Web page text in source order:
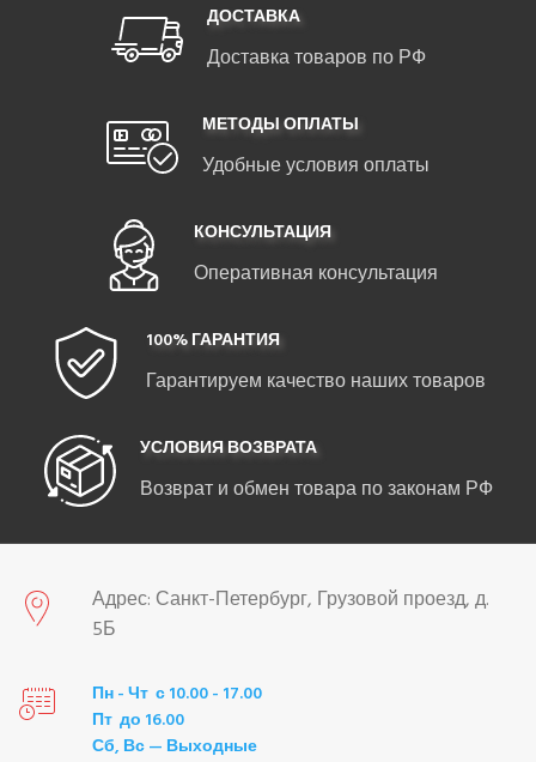
ДОСТАВКА
Доставка товаров по РФ
МЕТОДЫ ОПЛАТЫ
Удобные условия оплаты
КОНСУЛЬТАЦИЯ
Оперативная консультация
100% ГАРАНТИЯ
Гарантируем качество наших товаров
УСЛОВИЯ ВОЗВРАТА
Возврат и обмен товара по законам РФ
Адрес: Санкт-Петербург, Грузовой проезд, д.
5Б
Пн - Чт с 10.00 - 17.00
Пт до 16.00
Сб, Вс — Выходные